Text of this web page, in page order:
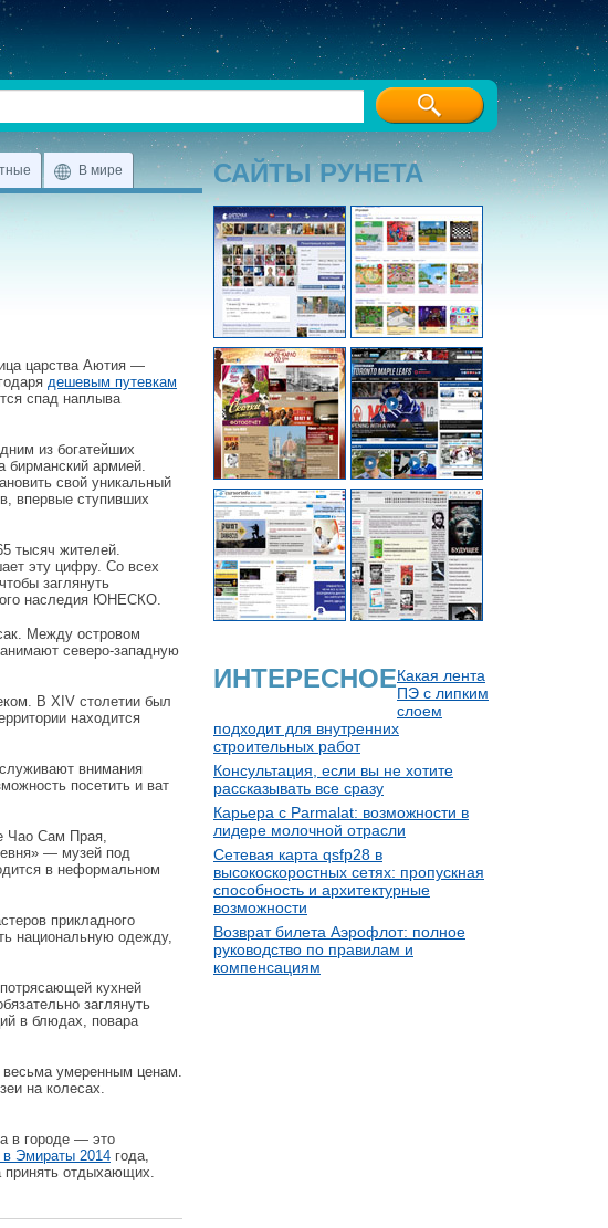
В мире
царства Аютия —
дешевым путевкам
спад наплыва
из богатейших
бирманский армией.
свой уникальный
впервые ступивших
тысяч жителей.
эту цифру. Со всех
заглянуть
наследия ЮНЕСКО.
Между островом
северо-западную
В XIV столетии был
находится
внимания
посетить и ват
Чао Сам Прая,
— музей под
в неформальном
прикладного
национальную одежду,
кухней
заглянуть
в блюдах, повара
весьма умеренным ценам.
на колесах.
в городе — это
Эмираты 2014 года,
принять отдыхающих.
САЙТЫ РУНЕТА
ИНТЕРЕСНОЕКакая лента
ПЭ с липким
слоем
подходит для внутренних
строительных работ
Консультация, если вы не хотите
рассказывать все сразу
Карьера с Parmalat: возможности в
лидере молочной отрасли
Сетевая карта qsfp28 в
высокоскоростных сетях: пропускная
способность и архитектурные
возможности
Возврат билета Аэрофлот: полное
руководство по правилам и
компенсациям